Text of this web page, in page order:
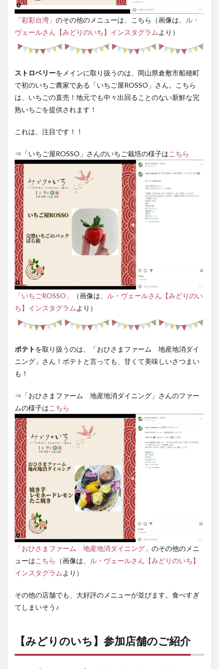
「彩彩台湾」 のその他のメニューは、こちら（画像は、
ル・
ヴェールさん【みどりのいち】インスタグラム より）
ストロベリーをメインに取り扱うのは、岡山県倉敷市船穂町
で初のいちご農家である「いちご屋ROSSO」さん。こちら
は、いちごの直売！地元でも中々出回ることのない新鮮な完
熟いちごを提供されます！
これは、注目です！！
⇒「いちご屋ROSSO」さんのいちご栽培の様子はこちら
「いちごROSSO」 （画像は、
ル・ヴェールさん【みどりのい
ち】インスタグラム より）
ポテトを取り扱うのは、「おひさまファーム 地産地消ダイ
ニング」さん！ポテトと言っても、甘くて美味しいさつまい
も！
⇒「おひさまファーム 地産地消ダイニング」さんのファー
ムの様子はこちら
「おひさまファーム 地産地消ダイニング」 のその他のメニ
ューはこちら （画像は、
ル・ヴェールさん【みどりのいち】
インスタグラム より）
その他の店舗でも、大好評のメニューが並びます。食べすぎ
てしまいそう♪
【みどりのいち】参加店舗のご紹介